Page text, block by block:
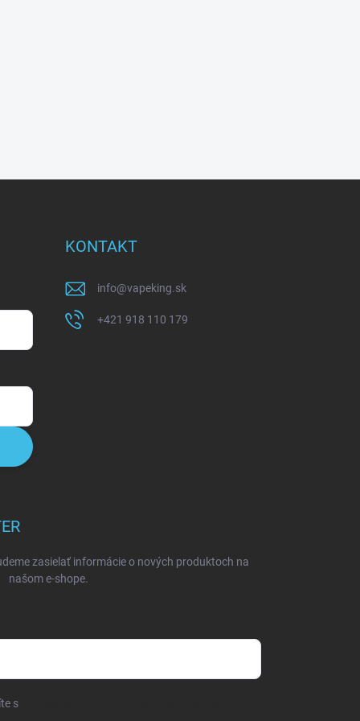
KONTAKT
info@vapeking.sk
+421 918 110 179
zasielať informácie o nových produktoch na
našom e-shope.
s